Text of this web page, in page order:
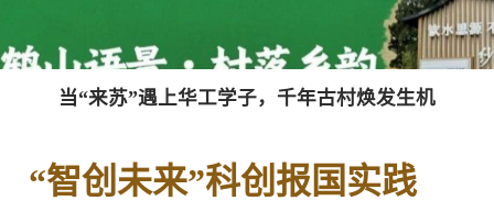
当“来苏”遇上华工学子，千年古村焕发生机
“智创未来”科创报国实践